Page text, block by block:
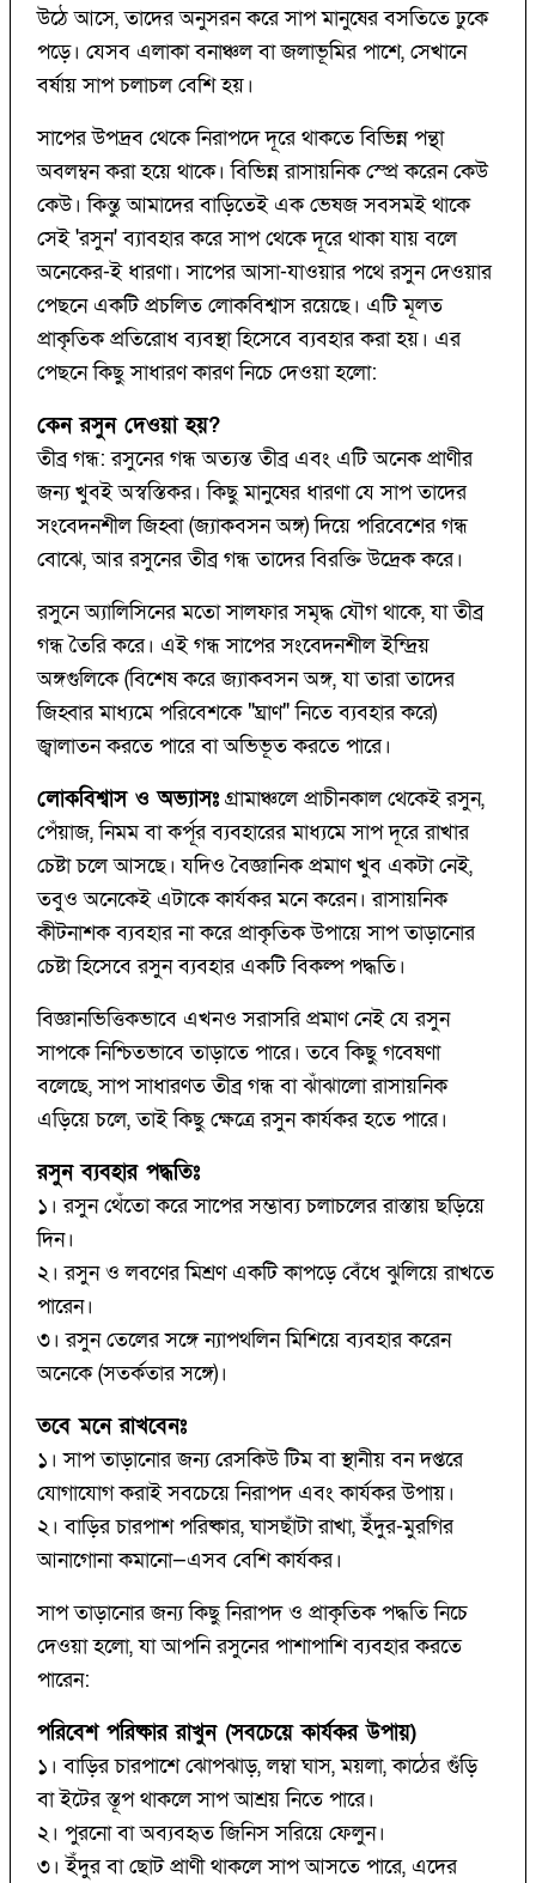
উঠে আসে, তাদের অনুসরন করে সাপ মানুষের বসতিতে ঢুকে
পড়ে। যেসব এলাকা বনাঞ্চল বা জলাভূমির পাশে, সেখানে
বর্ষায় সাপ চলাচল বেশি হয়।
সাপের উপদ্রব থেকে নিরাপদে দূরে থাকতে বিভিন্ন পন্থা
অবলম্বন করা হয়ে থাকে। বিভিন্ন রাসায়নিক স্প্রে করেন কেউ
কেউ। কিন্তু আমাদের বাড়িতেই এক ভেষজ সবসমই থাকে
সেই 'রসুন' ব্যাবহার করে সাপ থেকে দূরে থাকা যায় বলে
অনেকের-ই ধারণা। সাপের আসা-যাওয়ার পথে রসুন দেওয়ার
পেছনে একটি প্রচলিত লোকবিশ্বাস রয়েছে। এটি মূলত
প্রাকৃতিক প্রতিরোধ ব্যবস্থা হিসেবে ব্যবহার করা হয়। এর
পেছনে কিছু সাধারণ কারণ নিচে দেওয়া হলো:
কেন রসুন দেওয়া হয়?
তীব্র গন্ধ: রসুনের গন্ধ অত্যন্ত তীব্র এবং এটি অনেক প্রাণীর
জন্য খুবই অস্বস্তিকর। কিছু মানুষের ধারণা যে সাপ তাদের
সংবেদনশীল জিহ্বা (জ্যাকবসন অঙ্গ) দিয়ে পরিবেশের গন্ধ
বোঝে, আর রসুনের তীব্র গন্ধ তাদের বিরক্তি উদ্রেক করে।
রসুনে অ্যালিসিনের মতো সালফার সমৃদ্ধ যৌগ থাকে, যা তীব্র
গন্ধ তৈরি করে। এই গন্ধ সাপের সংবেদনশীল ইন্দ্রিয়
অঙ্গগুলিকে (বিশেষ করে জ্যাকবসন অঙ্গ, যা তারা তাদের
জিহ্বার মাধ্যমে পরিবেশকে "ঘ্রাণ" নিতে ব্যবহার করে)
জ্বালাতন করতে পারে বা অভিভূত করতে পারে।
লোকবিশ্বাস ও অভ্যাসঃগ্রামাঞ্চলে প্রাচীনকাল থেকেই রসুন,
পেঁয়াজ, নিমম বা কর্পূর ব্যবহারের মাধ্যমে সাপ দূরে রাখার
চেষ্টা চলে আসছে। যদিও বৈজ্ঞানিক প্রমাণ খুব একটা নেই,
তবুও অনেকেই এটাকে কার্যকর মনে করেন। রাসায়নিক
কীটনাশক ব্যবহার না করে প্রাকৃতিক উপায়ে সাপ তাড়ানোর
চেষ্টা হিসেবে রসুন ব্যবহার একটি বিকল্প পদ্ধতি।
বিজ্ঞানভিত্তিকভাবে এখনও সরাসরি প্রমাণ নেই যে রসুন
সাপকে নিশ্চিতভাবে তাড়াতে পারে। তবে কিছু গবেষণা
বলেছে, সাপ সাধারণত তীব্র গন্ধ বা ঝাঁঝালো রাসায়নিক
এড়িয়ে চলে, তাই কিছু ক্ষেত্রে রসুন কার্যকর হতে পারে।
রসুন ব্যবহার পদ্ধতিঃ
১। রসুন থেঁতো করে সাপের সম্ভাব্য চলাচলের রাস্তায় ছড়িয়ে
দিন।
২। রসুন ও লবণের মিশ্রণ একটি কাপড়ে বেঁধে ঝুলিয়ে রাখতে
পারেন।
৩। রসুন তেলের সঙ্গে ন্যাপথলিন মিশিয়ে ব্যবহার করেন
অনেকে (সতর্কতার সঙ্গে)।
তবে মনে রাখবেনঃ
১। সাপ তাড়ানোর জন্য রেসকিউ টিম বা স্থানীয় বন দপ্তরে
যোগাযোগ করাই সবচেয়ে নিরাপদ এবং কার্যকর উপায়।
২। বাড়ির চারপাশ পরিষ্কার, ঘাসছাঁটা রাখা, ইঁদুর-মুরগির
আনাগোনা কমানো—এসব বেশি কার্যকর।
সাপ তাড়ানোর জন্য কিছু নিরাপদ ও প্রাকৃতিক পদ্ধতি নিচে
দেওয়া হলো, যা আপনি রসুনের পাশাপাশি ব্যবহার করতে
পারেন:
পরিবেশ পরিষ্কার রাখুন (সবচেয়ে কার্যকর উপায়)
১। বাড়ির চারপাশে ঝোপঝাড়, লম্বা ঘাস, ময়লা, কাঠের গুঁড়ি
বা ইটের স্তূপ থাকলে সাপ আশ্রয় নিতে পারে।
২। পুরনো বা অব্যবহৃত জিনিস সরিয়ে ফেলুন।
৩। ইঁদুর বা ছোট প্রাণী থাকলে সাপ আসতে পারে, এদের